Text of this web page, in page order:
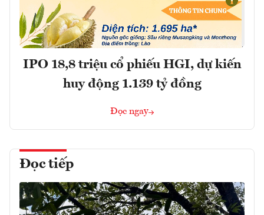
IPO 18,8 triệu cổ phiếu HGI, dự kiến
huy động 1.139 tỷ đồng
Đọc ngay
Đọc tiếp